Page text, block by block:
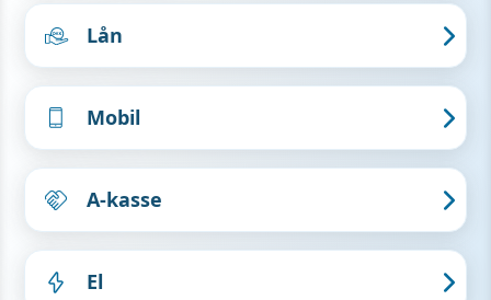
Lån
Mobil
A-kasse
El